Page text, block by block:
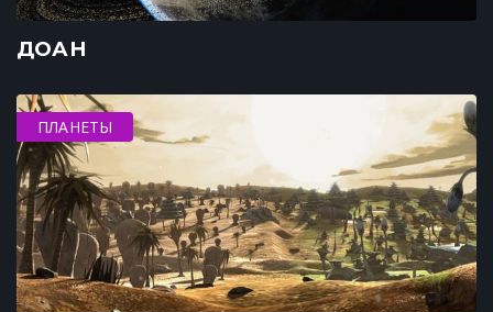
ДОАН
ПЛАНЕТЫ